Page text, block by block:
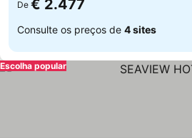
De € 2.477
Consulte os preços de 4 sites
Escolha popular